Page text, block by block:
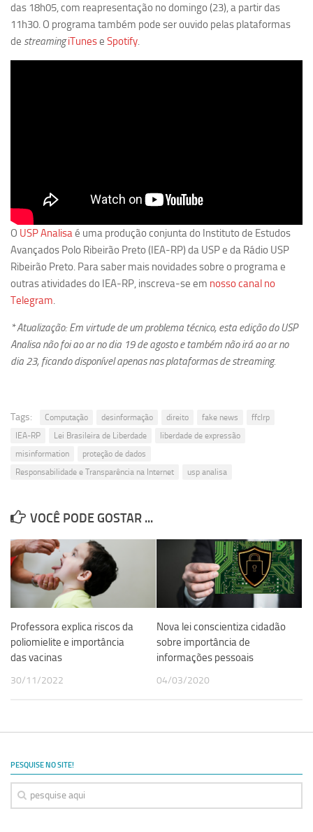
USP Analisa
Publicações
Newsletter
das 18h05, com reapresentação no domingo (23), a partir das
11h30. O programa também pode ser ouvido pelas plataformas
de streaming iTunese Spotify.
O USP Analisaé uma produção conjunta do Instituto de Estudos
Avançados Polo Ribeirão Preto (IEA-RP) da USP e da Rádio USP
Ribeirão Preto. Para saber mais novidades sobre o programa e
outras atividades do IEA-RP, inscreva-se em nosso canal no
Telegram.
* Atualização: Em virtude de um problema técnico, esta edição do USP
Analisa não foi ao ar no dia 19 de agosto e também não irá ao ar no
dia 23, ficando disponível apenas nas plataformas de streaming.
Tags: Computação desinformação direito fake news
ffclrp
IEA-RP
Lei Brasileira de Liberdade
liberdade de expressão
misinformation
proteção de dados
Responsabilidade e Transparência na Internet
usp analisa
VOCÊ PODE GOSTAR ...
Professora explica riscos da
poliomielite e importância
das vacinas
30/11/2022
Nova lei conscientiza cidadão
sobre importância de
informações pessoais
04/03/2020
PESQUISE NO SITE!